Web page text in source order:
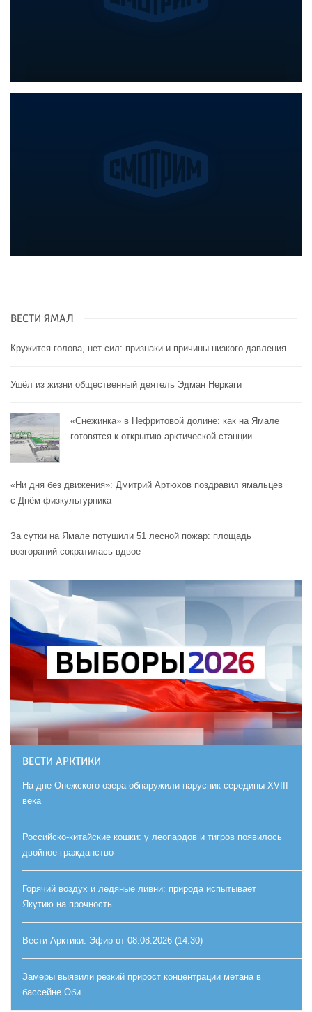
ВЕСТИ ЯМАЛ
Кружится голова, нет сил: признаки и причины низкого давления
Ушёл из жизни общественный деятель Эдман Неркаги
«Снежинка» в Нефритовой долине: как на Ямале
готовятся к открытию арктической станции
«Ни дня без движения»: Дмитрий Артюхов поздравил ямальцев
с Днём физкультурника
За сутки на Ямале потушили 51 лесной пожар: площадь
возгораний сократилась вдвое
ВЕСТИ АРКТИКИ
На дне Онежского озера обнаружили парусник середины XVIII
века
Российско-китайские кошки: у леопардов и тигров появилось
двойное гражданство
Горячий воздух и ледяные ливни: природа испытывает
Якутию на прочность
Вести Арктики. Эфир от 08.08.2026 (14:30)
Замеры выявили резкий прирост концентрации метана в
бассейне Оби